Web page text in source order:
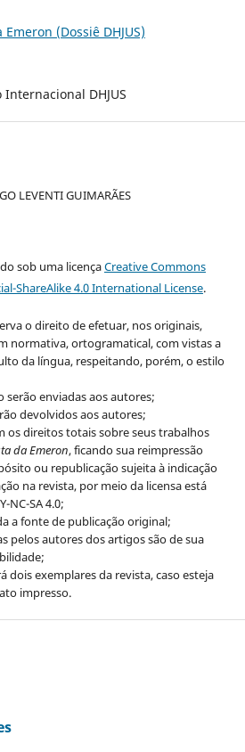
(Dossiê DHJUS)
Internacional DHJUS
LEVENTI GUIMARÃES
sob uma licençaCreative Commons
ShareAlike 4.0 International License.
o direito de efetuar, nos originais,
normativa, ortogramatical, com vistas a
da língua, respeitando, porém, o estilo
serão enviadas aos autores;
devolvidos aos autores;
os direitos totais sobre seus trabalhos
da Emeron, ficando sua reimpressão
ou republicação sujeita à indicação
na revista, por meio da licensa está
NC-SA 4.0;
a fonte de publicação original;
pelos autores dos artigos são de sua
dois exemplares da revista, caso esteja
impresso.